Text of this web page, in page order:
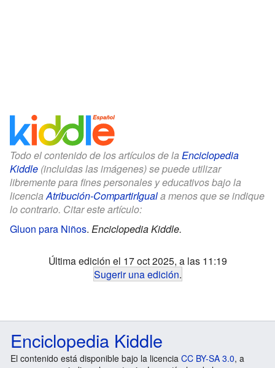
Todo el contenido de los artículos de la Enciclopedia
Kiddle (incluidas las imágenes) se puede utilizar
libremente para fines personales y educativos bajo la
licenciaAtribución-CompartirIguala menos que se indique
lo contrario. Citar este artículo:
Gluon para Niños. Enciclopedia Kiddle.
Última edición el 17 oct 2025, a las 11:19
Sugerir una edición.
Enciclopedia Kiddle
El contenido está disponible bajo la licencia CC BY-SA 3.0, a